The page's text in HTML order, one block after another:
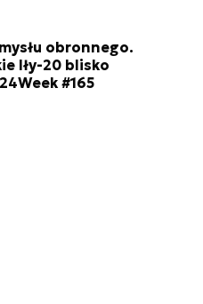
obronnego.
Iły-20 blisko
#165